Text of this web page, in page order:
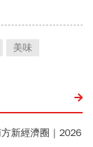
美味
新經濟圈｜2026